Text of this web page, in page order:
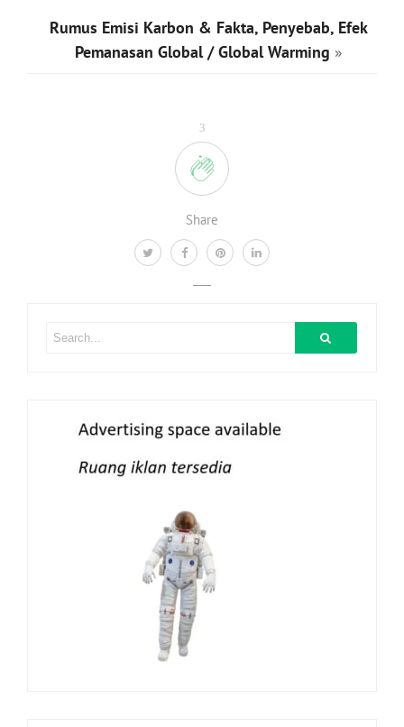
3
Share
Rumus Emisi Karbon & Fakta, Penyebab, Efek
Pemanasan Global / Global Warming »